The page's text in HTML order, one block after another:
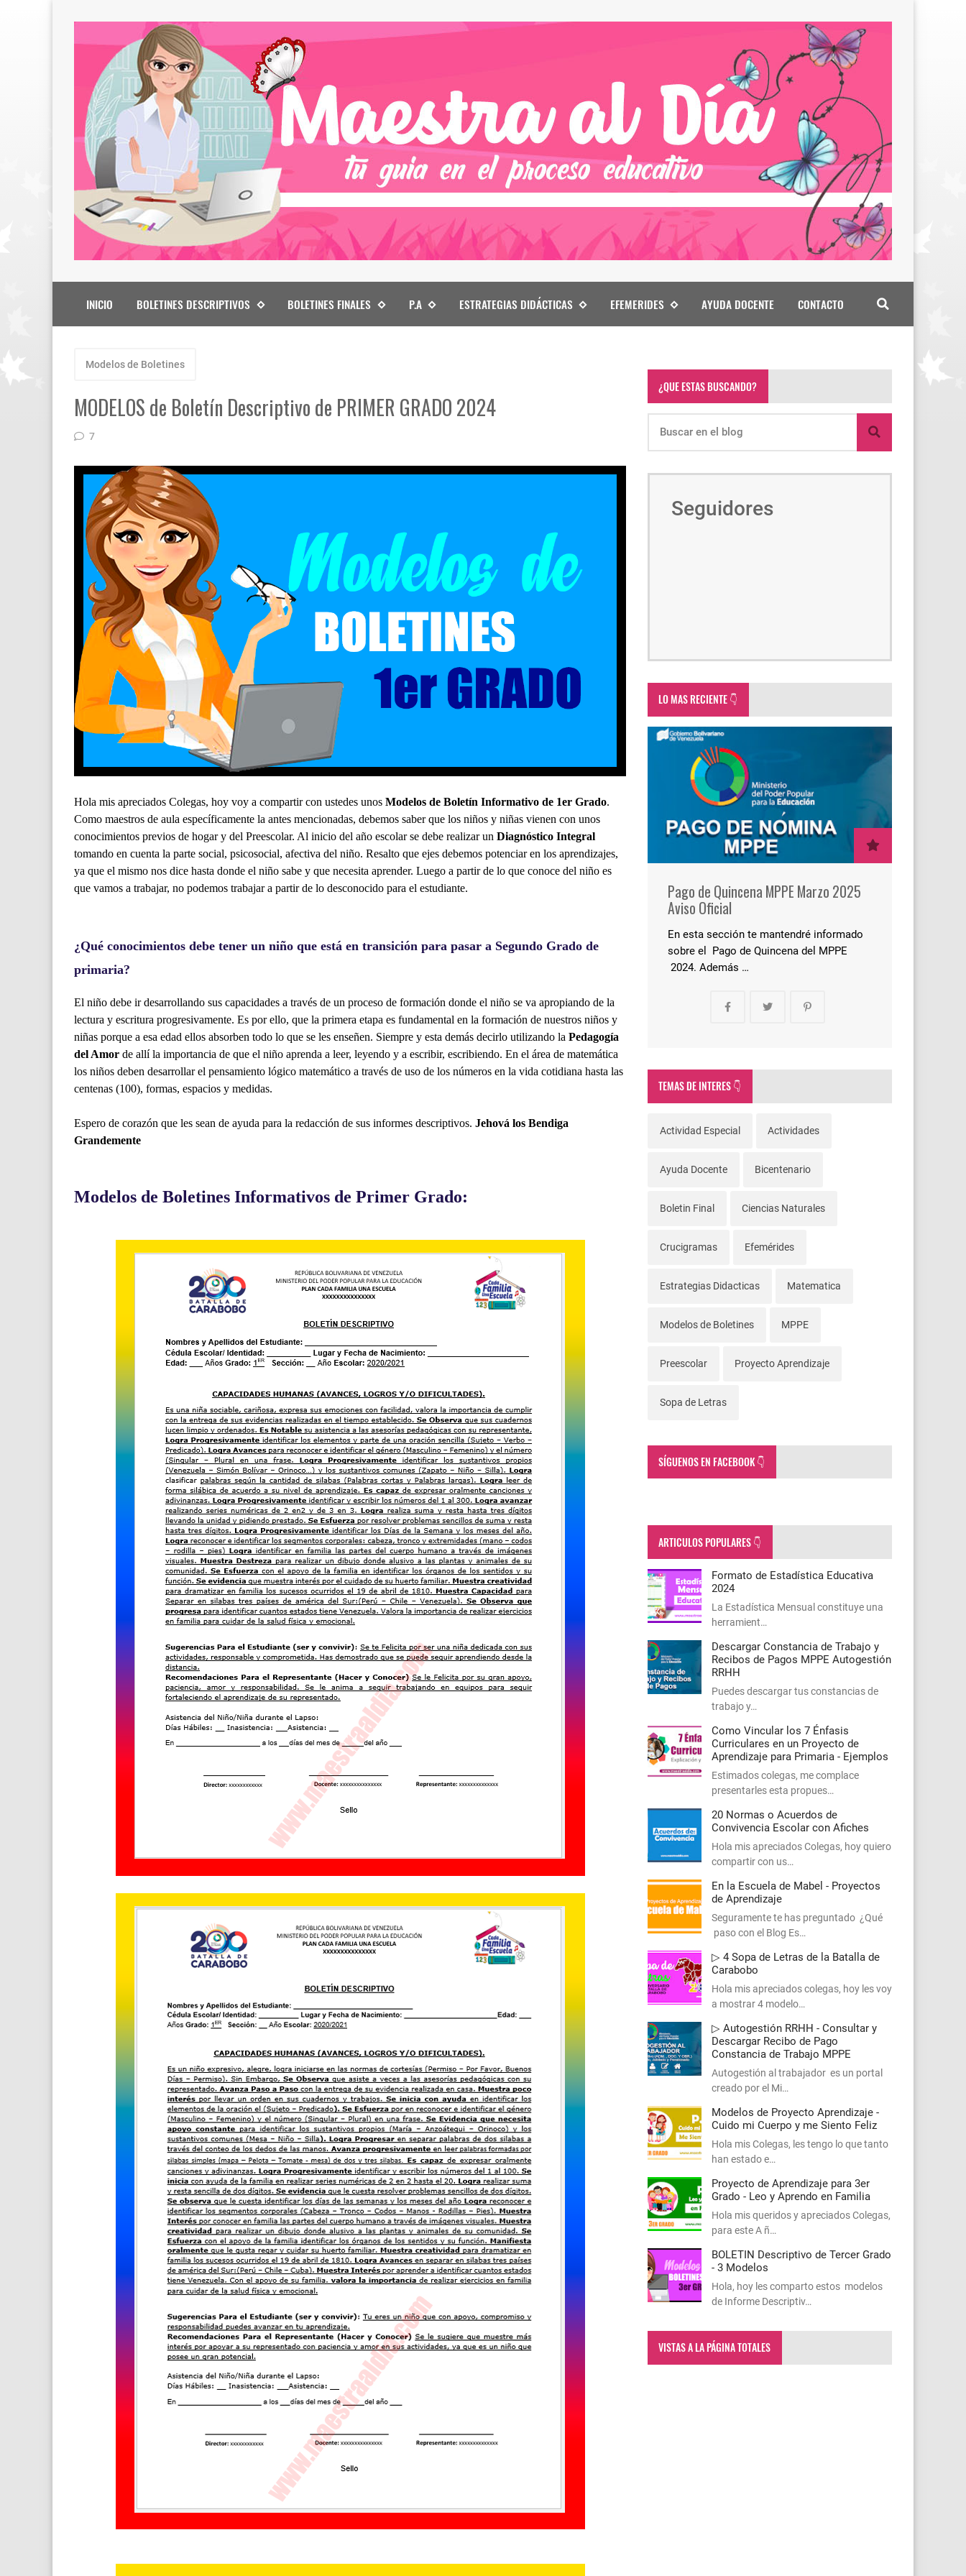
INICIO BOLETINES DESCRIPTIVOS BOLETINES FINALES P.A ESTRATEGIAS DIDÁCTICAS EFEMERIDES AYUDA DOCENTE CONTACTO
Modelos de Boletines
MODELOS de Boletín Descriptivo de PRIMER GRADO 2024
7
Hola mis apreciados Colegas, hoy voy a compartir con ustedes unos Modelos de Boletín Informativo de 1er Grado.
Como maestros de aula específicamente la antes mencionadas, debemos saber que los niños y niñas vienen con unos
conocimientos previos de hogar y del Preescolar. Al inicio del año escolar se debe realizar un Diagnóstico Integral
tomando en cuenta la parte social, psicosocial, afectiva del niño. Resalto que ejes debemos potenciar en los aprendizajes,
ya que el mismo nos dice hasta donde el niño sabe y que necesita aprender. Luego a partir de lo que conoce del niño es
que vamos a trabajar, no podemos trabajar a partir de lo desconocido para el estudiante.
¿Qué conocimientos debe tener un niño que está en transición para pasar a Segundo Grado de
primaria?
El niño debe ir desarrollando sus capacidades a través de un proceso de formación donde el niño se va apropiando de la
lectura y escritura progresivamente. Es por ello, que la primera etapa es fundamental en la formación de nuestros niños y
niñas porque a esa edad ellos absorben todo lo que se les enseñen. Siempre y esta demás decirlo utilizando la Pedagogía
del Amor de allí la importancia de que el niño aprenda a leer, leyendo y a escribir, escribiendo. En el área de matemática
los niños deben desarrollar el pensamiento lógico matemático a través de uso de los números en la vida cotidiana hasta las
centenas (100), formas, espacios y medidas.
Espero de corazón que les sean de ayuda para la redacción de sus informes descriptivos. Jehová los Bendiga
Grandemente
Modelos de Boletines Informativos de Primer Grado:
¿QUE ESTAS BUSCANDO?
Seguidores
LO MAS RECIENTE 👇
Pago de Quincena MPPE Marzo 2025
Aviso Oficial
En esta sección te mantendré informado
sobre el Pago de Quincena del MPPE
2024. Además …
TEMAS DE INTERES 👇
Actividad Especial Actividades
Ayuda Docente Bicentenario
Boletin Final Ciencias Naturales
Crucigramas Efemérides
Estrategias Didacticas Matematica
Modelos de Boletines MPPE
Preescolar Proyecto Aprendizaje
Sopa de Letras
SÍGUENOS EN FACEBOOK 👇
ARTICULOS POPULARES 👇
Formato de Estadística Educativa
2024
La Estadística Mensual constituye una
herramient…
Descargar Constancia de Trabajo y
Recibos de Pagos MPPE Autogestión
RRHH
Puedes descargar tus constancias de
trabajo y…
Como Vincular los 7 Énfasis
Curriculares en un Proyecto de
Aprendizaje para Primaria - Ejemplos
Estimados colegas, me complace
presentarles esta propues…
20 Normas o Acuerdos de
Convivencia Escolar con Afiches
Hola mis apreciados Colegas, hoy quiero
compartir con us…
En la Escuela de Mabel - Proyectos
de Aprendizaje
Seguramente te has preguntado ¿Qué
paso con el Blog Es…
▷ 4 Sopa de Letras de la Batalla de
Carabobo
Hola mis apreciados colegas, hoy les voy
a mostrar 4 modelo…
▷ Autogestión RRHH - Consultar y
Descargar Recibo de Pago
Constancia de Trabajo MPPE
Autogestión al trabajador es un portal
creado por el Mi…
Modelos de Proyecto Aprendizaje -
Cuido mi Cuerpo y me Siento Feliz
Hola mis Colegas, les tengo lo que tanto
han estado e…
Proyecto de Aprendizaje para 3er
Grado - Leo y Aprendo en Familia
Hola mis queridos y apreciados Colegas,
para este A ñ…
BOLETIN Descriptivo de Tercer Grado
- 3 Modelos
Hola, hoy les comparto estos modelos
de Informe Descriptiv…
VISTAS A LA PÁGINA TOTALES